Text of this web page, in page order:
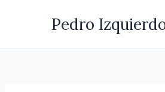
Pedro